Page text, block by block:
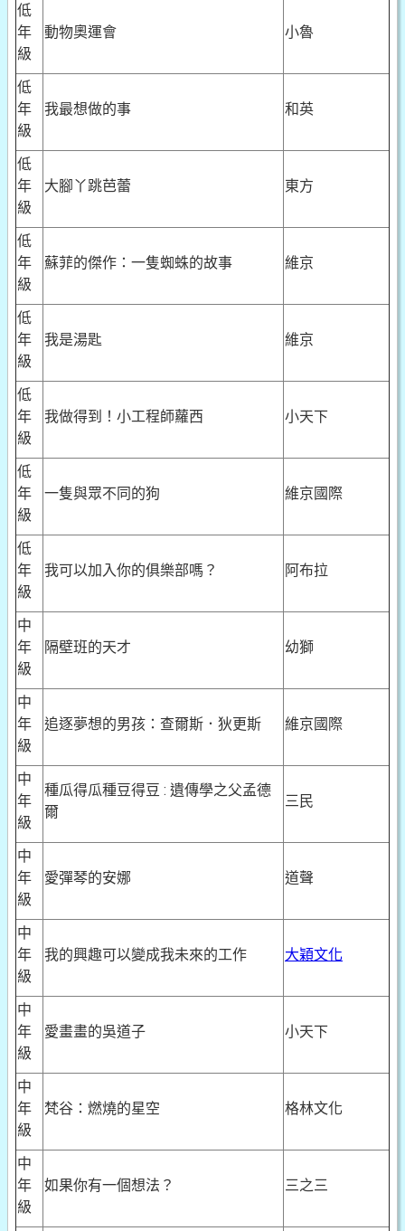
低
年
級
動物奧運會 小魯
低
年
級
我最想做的事 和英
低
年
級
大腳丫跳芭蕾 東方
低
年
級
蘇菲的傑作：一隻蜘蛛的故事 維京
低
年
級
我是湯匙 維京
低
年
級
我做得到！小工程師蘿西 小天下
低
年
級
一隻與眾不同的狗 維京國際
低
年
級
我可以加入你的俱樂部嗎？ 阿布拉
中
年
級
隔壁班的天才 幼獅
中
年
級
追逐夢想的男孩：查爾斯．狄更斯 維京國際
中
年
級
種瓜得瓜種豆得豆 : 遺傳學之父孟德
爾
三民
中
年
級
愛彈琴的安娜 道聲
中
年
級
我的興趣可以變成我未來的工作 大穎文化
中
年
級
愛畫畫的吳道子 小天下
中
年
級
梵谷：燃燒的星空 格林文化
中
年
級
如果你有一個想法？ 三之三